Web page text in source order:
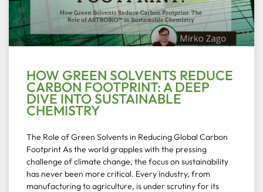
HOW GREEN SOLVENTS REDUCE
CARBON FOOTPRINT: A DEEP
DIVE INTO SUSTAINABLE
CHEMISTRY
The Role of Green Solvents in Reducing Global Carbon
Footprint As the world grapples with the pressing
challenge of climate change, the focus on sustainability
has never been more critical. Every industry, from
manufacturing to agriculture, is under scrutiny for its